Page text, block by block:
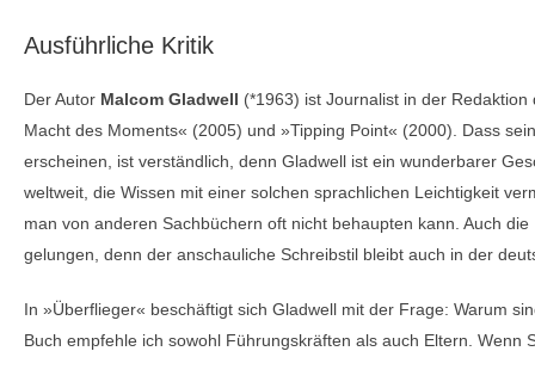
Ausführliche Kritik
Der Autor Malcom Gladwell (*1963) ist Journalist in der
Macht des Moments« (2005) und »Tipping Point« (2000). Dass
erscheinen, ist verständlich, denn Gladwell ist ein wunderbarer
weltweit, die Wissen mit einer solchen sprachlichen Leichtigkeit
man von anderen Sachbüchern oft nicht behaupten kann. Auch
gelungen, denn der anschauliche Schreibstil bleibt auch in der
In »Überflieger« beschäftigt sich Gladwell mit der Frage: Warum
Buch empfehle ich sowohl Führungskräften als auch Eltern. Wenn